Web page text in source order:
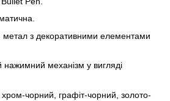
метал з декоративними елементами
нажимний механізм у вигляді
хром-чорний, графіт-чорний, золото-